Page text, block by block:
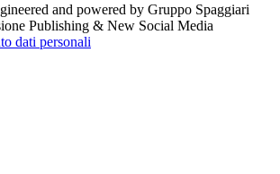
and powered by Gruppo Spaggiari
Publishing & New Social Media
dati personali